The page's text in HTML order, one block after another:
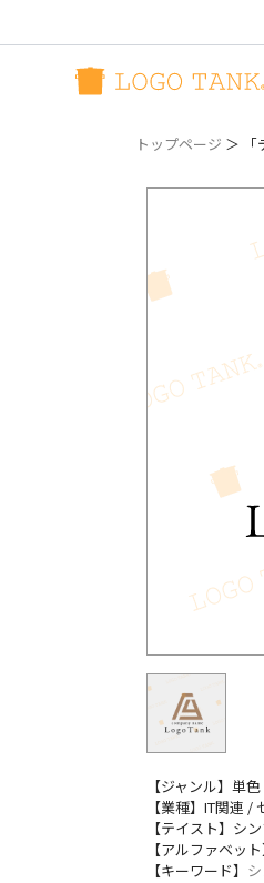
トップページ ＞ 「
【ジャンル】単色
【業種】IT関連 /
【テイスト】シ
【アルファベッ
【キーワード】